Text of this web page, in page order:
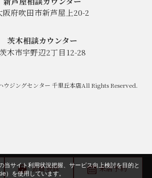
阪府吹田市新芦屋上20-2
茨木相談カウンター
茨木市宇野辺2丁目12-28
ジングセンター 千里丘本店All Rights Reserved.
会員登録 来店予約
当サイト利用状況把握、サービス向上検討を目的と
）を使用しています。